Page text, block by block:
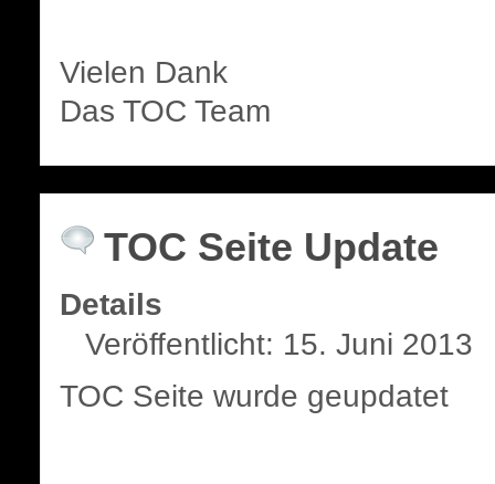
Vielen Dank
Das TOC Team
TOC Seite Update
Details
Veröffentlicht: 15. Juni 2013
TOC Seite wurde geupdatet